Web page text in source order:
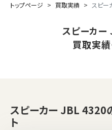
トップページ 買取実績 スピー
スピーカ
買取実
スピーカー JBL 4320
ト